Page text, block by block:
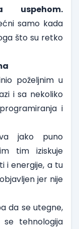
uspehom.
samo kada
što su retko
poželjnim u
i sa nekoliko
i
jako puno
tim iziskuje
i energije, a tu
jer nije
da se utegne,
tehnologija